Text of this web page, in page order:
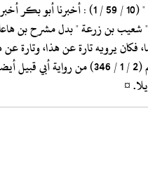
سعيد
" شعيب بن زرعة " بدل مشرح بن
فكان يرويه تارة عن هذا، وتارة
¤